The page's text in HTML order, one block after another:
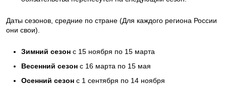
Даты сезонов, средние по стране (Для каждого региона России
они свои).
Зимний сезон с 15 ноября по 15 марта
Весенний сезон с 16 марта по 15 мая
Осенний сезон с 1 сентября по 14 ноября